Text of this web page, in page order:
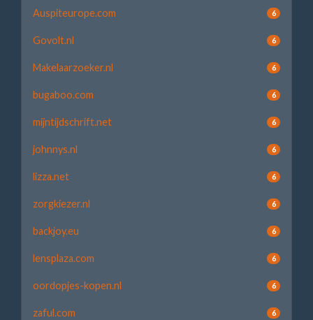
Auspiteurope.com 6
Govolt.nl 6
Makelaarzoeker.nl 6
bugaboo.com 6
mijntijdschrift.net 6
johnnys.nl 6
lizza.net 6
zorgkiezer.nl 6
backjoy.eu 6
lensplaza.com 6
oordopjes-kopen.nl 6
zaful.com 6